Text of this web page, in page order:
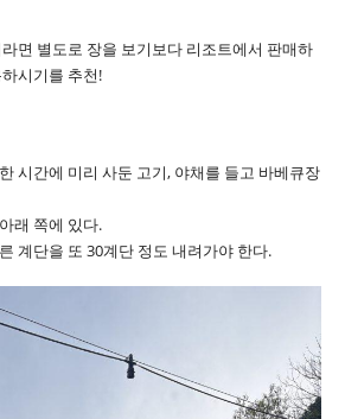
면 별도로 장을 보기보다 리조트에서 판매하
시기를 추천!
시간에 미리 사둔 고기, 야채를 들고 바베큐장
래 쪽에 있다.
계단을 또 30계단 정도 내려가야 한다.